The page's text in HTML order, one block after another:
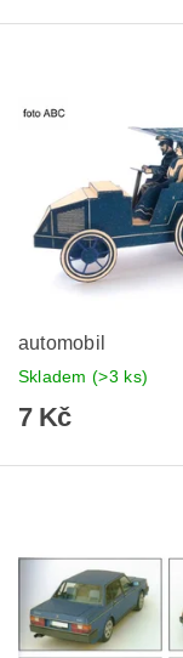
automobil
Skladem(>3 ks)
7 Kč